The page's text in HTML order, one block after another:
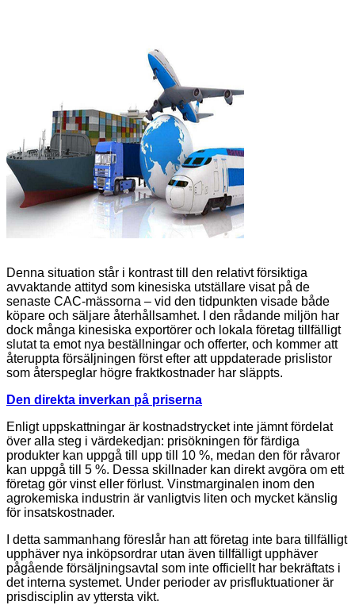
Denna situation står i kontrast till den relativt försiktiga
avvaktande attityd som kinesiska utställare visat på de
senaste CAC-mässorna – vid den tidpunkten visade både
köpare och säljare återhållsamhet. I den rådande miljön har
dock många kinesiska exportörer och lokala företag tillfälligt
slutat ta emot nya beställningar och offerter, och kommer att
återuppta försäljningen först efter att uppdaterade prislistor
som återspeglar högre fraktkostnader har släppts.
Den direkta inverkan på priserna
Enligt uppskattningar är kostnadstrycket inte jämnt fördelat
över alla steg i värdekedjan: prisökningen för färdiga
produkter kan uppgå till upp till 10 %, medan den för råvaror
kan uppgå till 5 %. Dessa skillnader kan direkt avgöra om ett
företag gör vinst eller förlust. Vinstmarginalen inom den
agrokemiska industrin är vanligtvis liten och mycket känslig
för insatskostnader.
I detta sammanhang föreslår han att företag inte bara tillfälligt
upphäver nya inköpsordrar utan även tillfälligt upphäver
pågående försäljningsavtal som inte officiellt har bekräftats i
det interna systemet. Under perioder av prisfluktuationer är
prisdisciplin av yttersta vikt.